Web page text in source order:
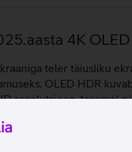
4K
teler täiusliku
OLED HDR
resolutsioon, tasemel
mis muudab kogu